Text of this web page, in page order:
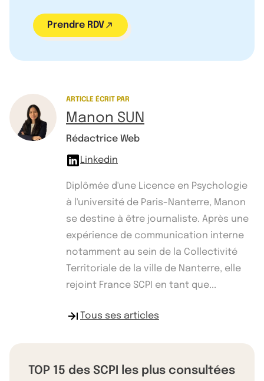
Prendre RDV
ARTICLE ÉCRIT PAR
Manon SUN
Rédactrice Web
Linkedin
Diplômée d'une Licence en Psychologie
à l'université de Paris-Nanterre, Manon
se destine à être journaliste. Après une
expérience de communication interne
notamment au sein de la Collectivité
Territoriale de la ville de Nanterre, elle
rejoint France SCPI en tant que...
Tous ses articles
TOP 15 des SCPI les plus consultées